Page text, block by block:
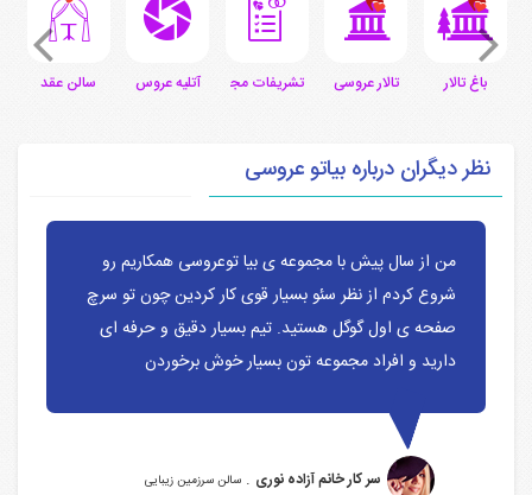
باغ تالار تالار عروسی تشریفات مجالس آتلیه عروس سالن عقد
نظر دیگران درباره بیاتو عروسی
من از سال پیش با مجموعه ی بیا توعروسی همکاریم رو
شروع کردم از نظر سئو بسیار قوی کار کردین چون تو سرچ
صفحه ی اول گوگل هستید. تیم بسیار دقیق و حرفه ای
دارید و افراد مجموعه تون بسیار خوش برخوردن
سر کار خانم آزاده نوری . سالن سرزمین زیبایی